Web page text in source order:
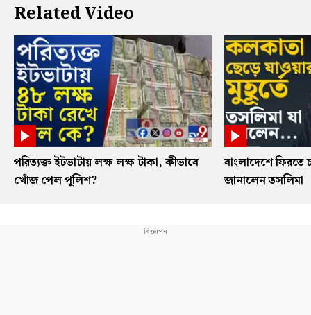
Related Video
পরিত্যক্ত ইটভাটায় লক্ষ লক্ষ টাকা, কীভাবে
খোঁজ পেল পুলিশ?
বাংলাদেশে ফিরতে
জানালেন তসলিমা